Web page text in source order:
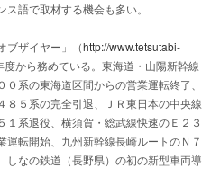
語で取材する機会も多い。
ブザイヤー」（http://www.tetsutabi-
から務めている。東海道・山陽新幹線
系の東海道区間からの営業運転終了、
８５系の完全引退、ＪＲ東日本の中央線
系退役、横須賀・総武線快速のＥ２３
運転開始、九州新幹線長崎ルートのＮ７
しなの鉄道（長野県）の初の新型車両導